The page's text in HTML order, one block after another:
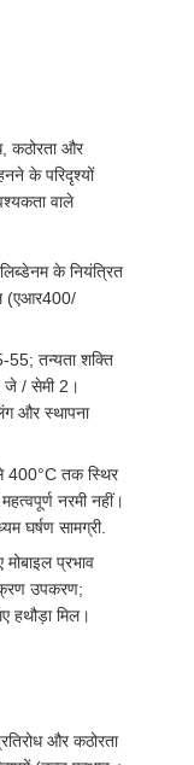
कठोरता और
के परिदृश्यों
वाले
के नियंत्रित
(एआर400/
55; तन्यता शक्ति
जे / सेमी 2।
और स्थापना
400°C तक स्थिर
नरमी नहीं।
घर्षण सामग्री.
प्रभाव
उपकरण;
हथौड़ा मिल।
और कठोरता